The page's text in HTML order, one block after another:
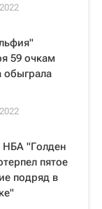
59 очкам
НБА "Голден
пятое
подряд в